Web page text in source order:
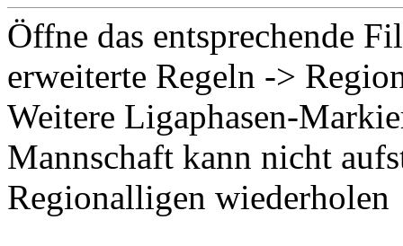
Öffne das entsprechende
erweiterte Regeln ->
Weitere Ligaphasen-
Mannschaft kann nicht
Regionalligen wiederholen